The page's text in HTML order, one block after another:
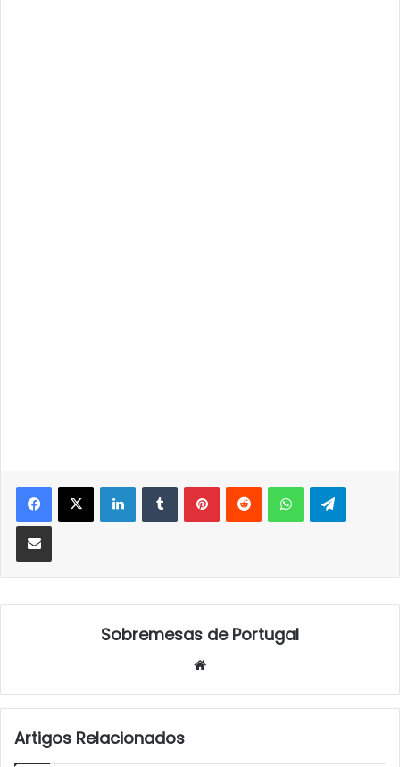
LinkedInTumblrPinterestReddit WhatsApp
Partilhar Via Email
Sobremesas de Portugal
Artigos Relacionados